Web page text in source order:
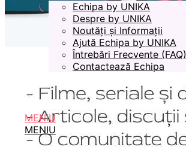
Echipa by UNIKA
Despre by UNIKA
Noutăți și Informații
Ajută Echipa by UNIKA
Întrebări Frecvente (FAQ)
Contactează Echipa
MENIU
MENIU